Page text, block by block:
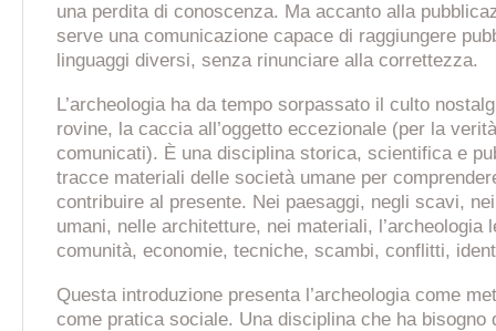
una perdita di conoscenza. Ma accanto alla
serve una comunicazione capace di raggiungere
linguaggi diversi, senza rinunciare alla correttezza.
L’archeologia ha da tempo sorpassato il culto
rovine, la caccia all’oggetto eccezionale (per la
comunicati). È una disciplina storica, scientifica e
tracce materiali delle società umane per
contribuire al presente. Nei paesaggi, negli scavi,
umani, nelle architetture, nei materiali, l’archeologia
comunità, economie, tecniche, scambi, conflitti,
Questa introduzione presenta l’archeologia come
come pratica sociale. Una disciplina che ha bisogno